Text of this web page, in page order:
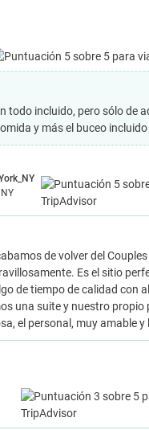
todo incluido, pero sólo de
y más el buceo incluido
de volver del
Es el sitio
de tiempo de calidad con
una suite y nuestro propio
el personal, muy amable y